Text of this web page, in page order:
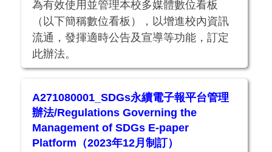
為有效使用並管理本校多媒體數位看板
（以下簡稱數位看板），以增進校內資訊
流通，發揮適時公告及宣導等功能，訂定
此辦法。
A271080001_SDGs永續電子報平台管理
辦法/Regulations Governing the
Management of SDGs E-paper
Platform（2023年12月制訂）